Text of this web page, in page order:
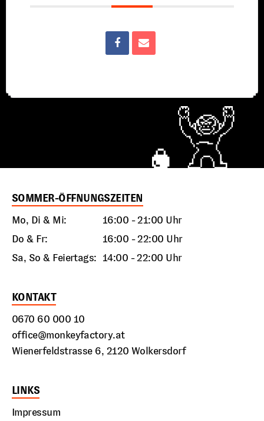
SOMMER-ÖFFNUNGSZEITEN
Mo, Di & Mi:
16:00 - 21:00 Uhr
Do & Fr:
16:00 - 22:00 Uhr
Sa, So & Feiertags: 14:00 - 22:00 Uhr
KONTAKT
0670 60 000 10
office@monkeyfactory.at
Wienerfeldstrasse 6, 2120 Wolkersdorf
LINKS
Impressum